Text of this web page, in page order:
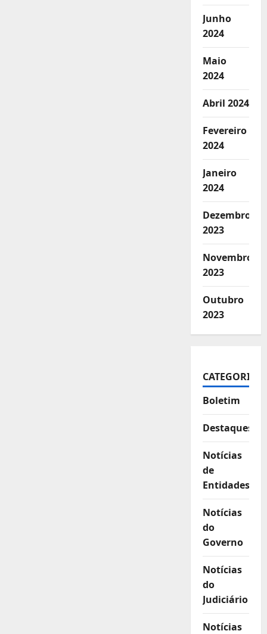
Junho
2024
Maio
2024
Abril 2024
Fevereiro
2024
Janeiro
2024
Dezembro
2023
Novembro
2023
Outubro
2023
CATEGORIAS
Boletim
Destaques
Notícias
de
Entidades
Notícias
do
Governo
Notícias
do
Judiciário
Notícias